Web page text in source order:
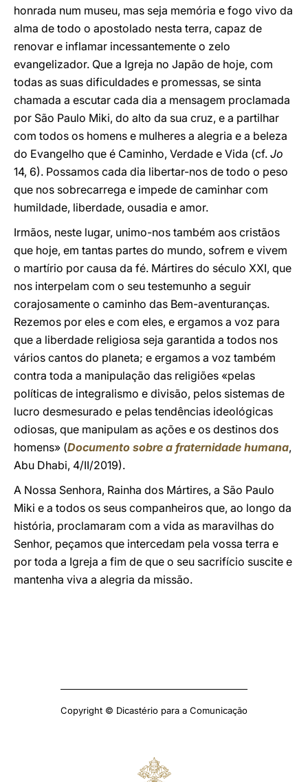
honrada num museu, mas seja memória e fogo vivo da
alma de todo o apostolado nesta terra, capaz de
renovar e inflamar incessantemente o zelo
evangelizador. Que a Igreja no Japão de hoje, com
todas as suas dificuldades e promessas, se sinta
chamada a escutar cada dia a mensagem proclamada
por São Paulo Miki, do alto da sua cruz, e a partilhar
com todos os homens e mulheres a alegria e a beleza
do Evangelho que é Caminho, Verdade e Vida (cf. Jo
14, 6). Possamos cada dia libertar-nos de todo o peso
que nos sobrecarrega e impede de caminhar com
humildade, liberdade, ousadia e amor.
Irmãos, neste lugar, unimo-nos também aos cristãos
que hoje, em tantas partes do mundo, sofrem e vivem
o martírio por causa da fé. Mártires do século XXI, que
nos interpelam com o seu testemunho a seguir
corajosamente o caminho das Bem-aventuranças.
Rezemos por eles e com eles, e ergamos a voz para
que a liberdade religiosa seja garantida a todos nos
vários cantos do planeta; e ergamos a voz também
contra toda a manipulação das religiões «pelas
políticas de integralismo e divisão, pelos sistemas de
lucro desmesurado e pelas tendências ideológicas
odiosas, que manipulam as ações e os destinos dos
homens» (Documento sobre a fraternidade humana,
Abu Dhabi, 4/II/2019).
A Nossa Senhora, Rainha dos Mártires, a São Paulo
Miki e a todos os seus companheiros que, ao longo da
história, proclamaram com a vida as maravilhas do
Senhor, peçamos que intercedam pela vossa terra e
por toda a Igreja a fim de que o seu sacrifício suscite e
mantenha viva a alegria da missão.
Copyright © Dicastério para a Comunicação